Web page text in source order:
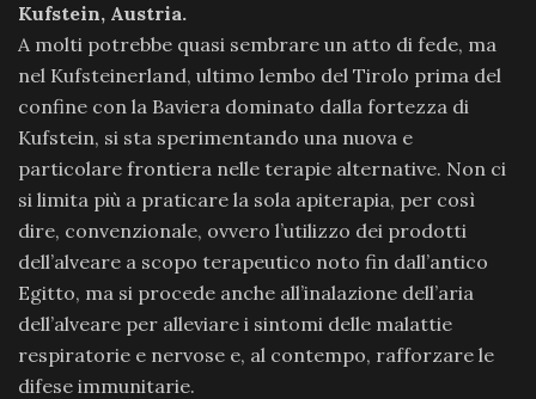
Kufstein, Austria.
A molti potrebbe quasi sembrare un atto di fede, ma
nel Kufsteinerland, ultimo lembo del Tirolo prima del
confine con la Baviera dominato dalla fortezza di
Kufstein, si sta sperimentando una nuova e
particolare frontiera nelle terapie alternative. Non ci
si limita più a praticare la sola apiterapia, per così
dire, convenzionale, ovvero l’utilizzo dei prodotti
dell’alveare a scopo terapeutico noto fin dall’antico
Egitto, ma si procede anche all’inalazione dell’aria
dell’alveare per alleviare i sintomi delle malattie
respiratorie e nervose e, al contempo, rafforzare le
difese immunitarie.